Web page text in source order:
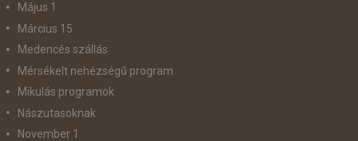
Május 1
Március 15
Medencés szállás
Mérsékelt nehézségű program
Mikulás programok
Nászutasoknak
November 1